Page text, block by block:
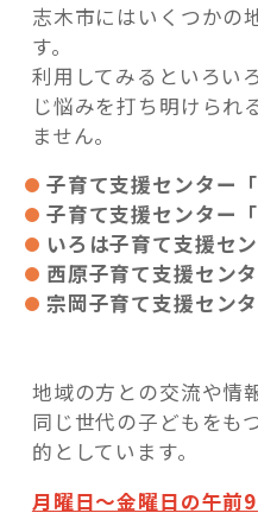
志木市にはいくつかの
す。
利用してみるといろい
じ悩みを打ち明けられ
ません。
子育て支援センター「
子育て支援センター「
いろは子育て支援セ
西原子育て支援セン
宗岡子育て支援セン
地域の方との交流や情
同じ世代の子どもをも
的としています。
月曜日～金曜日の午